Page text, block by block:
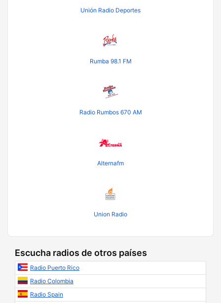
Unión Radio Deportes
Rumba 98.1 FM
Radio Rumbos 670 AM
Alternafm
Union Radio
Escucha radios de otros países
Radio Puerto Rico
Radio Colombia
Radio Spain